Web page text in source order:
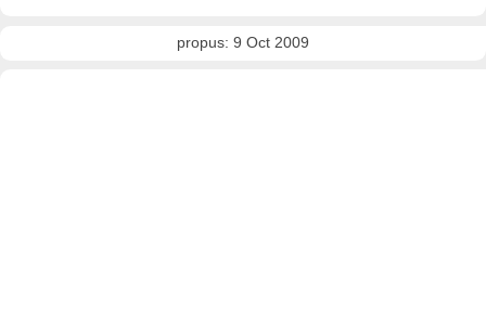
propus: 9 Oct 2009